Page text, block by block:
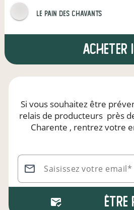
Le pain des Chavants
Acheter
Si vous souhaitez être
relais de producteurs près
Charente , rentrez votre
Saisissez votre email*
Être